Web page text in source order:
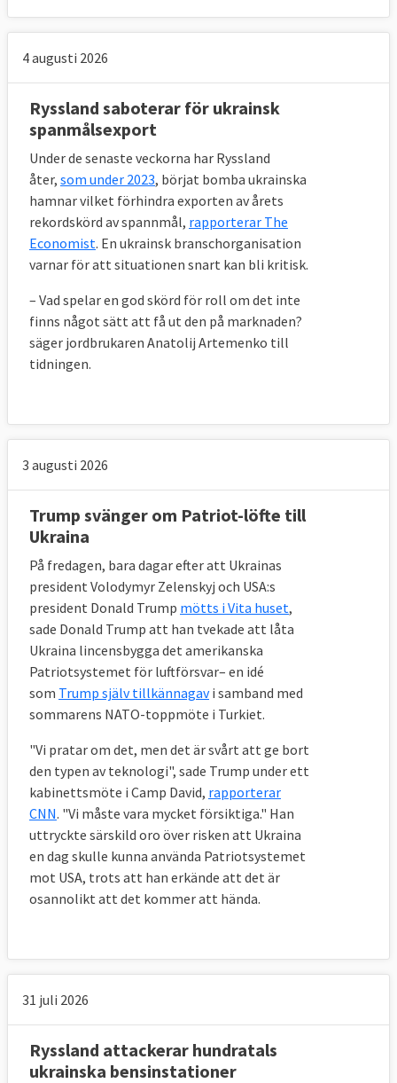
4 augusti 2026
Ryssland saboterar för ukrainsk
spanmålsexport
Under de senaste veckorna har Ryssland
åter, som under 2023, börjat bomba ukrainska
hamnar vilket förhindra exporten av årets
rekordskörd av spannmål, rapporterar The
Economist. En ukrainsk branschorganisation
varnar för att situationen snart kan bli kritisk.
– Vad spelar en god skörd för roll om det inte
finns något sätt att få ut den på marknaden?
säger jordbrukaren Anatolij Artemenko till
tidningen.
3 augusti 2026
Trump svänger om Patriot-löfte till
Ukraina
På fredagen, bara dagar efter att Ukrainas
president Volodymyr Zelenskyj och USA:s
president Donald Trump mötts i Vita huset,
sade Donald Trump att han tvekade att låta
Ukraina lincensbygga det amerikanska
Patriotsystemet för luftförsvar– en idé
som Trump själv tillkännagavi samband med
sommarens NATO-toppmöte i Turkiet.
"Vi pratar om det, men det är svårt att ge bort
den typen av teknologi", sade Trump under ett
kabinettsmöte i Camp David, rapporterar
CNN. "Vi måste vara mycket försiktiga." Han
uttryckte särskild oro över risken att Ukraina
en dag skulle kunna använda Patriotsystemet
mot USA, trots att han erkände att det är
osannolikt att det kommer att hända.
31 juli 2026
Ryssland attackerar hundratals
ukrainska bensinstationer